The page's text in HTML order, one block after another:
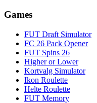
Games
FUT Draft Simulator
FC 26 Pack Opener
FUT Spins 26
Higher or Lower
Kortvalg Simulator
Ikon Roulette
Helte Roulette
FUT Memory